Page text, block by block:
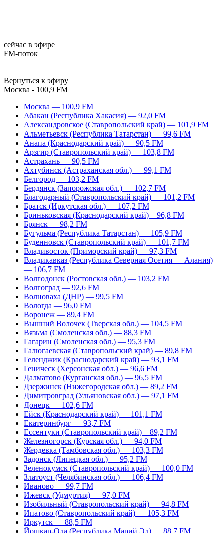
сейчас в эфире
FM-поток
Вернуться к эфиру
Москва - 100,9 FM
Москва — 100,9 FM
Абакан (Республика Хакасия) — 92,0 FM
Александровское (Ставропольский край) — 101,9 FM
Альметьевск (Республика Татарстан) — 99,6 FM
Анапа (Краснодарский край) — 90,5 FM
Арзгир (Ставропольский край) — 103,8 FM
Астрахань — 90,5 FM
Ахтубинск (Астраханская обл.) — 99,1 FM
Белгород — 103,2 FM
Бердянск (Запорожская обл.) — 102,7 FM
Благодарный (Ставропольский край) — 101,2 FM
Братск (Иркутская обл.) — 107,2 FM
Бриньковская (Краснодарский край) – 96,8 FM
Брянск — 98,2 FM
Бугульма (Республика Татарстан) — 105,9 FM
Буденновск (Ставропольский край) — 101,7 FM
Владивосток (Приморский край) — 97,3 FM
Владикавказ (Республика Северная Осетия — Алания)
— 106,7 FM
Волгодонск (Ростовская обл.) — 103,2 FM
Волгоград — 92,6 FM
Волноваха (ДНР) — 99,5 FM
Вологда — 96,0 FM
Воронеж — 89,4 FM
Вышний Волочек (Тверская обл.) — 104,5 FM
Вязьма (Смоленская обл.) — 88,3 FM
Гагарин (Смоленская обл.) — 95,3 FM
Галюгаевская (Ставропольский край) — 89,8 FM
Геленджик (Краснодарский край) — 93,1 FM
Геническ (Херсонская обл.) — 96,6 FM
Далматово (Курганская обл.) — 96,5 FM
Дзержинск (Нижегородская обл.) — 89,2 FM
Димитровград (Ульяновская обл.) — 97,1 FM
Донецк — 102,6 FM
Ейск (Краснодарский край) — 101,1 FM
Екатеринбург — 93,7 FM
Ессентуки (Ставропольский край) – 89,2 FM
Железногорск (Курская обл.) — 94,0 FM
Жердевка (Тамбовская обл.) — 103,3 FM
Задонск (Липецкая обл.) — 95,2 FM
Зеленокумск (Ставропольский край) — 100,0 FM
Златоуст (Челябинская обл.) — 106,4 FM
Иваново — 99,7 FM
Ижевск (Удмуртия) — 97,0 FM
Изобильный (Ставропольский край) — 94,8 FM
Ипатово (Ставропольский край) — 105,3 FM
Иркутск — 88,5 FM
Йошкар-Ола (Республика Марий Эл) — 88,7 FM